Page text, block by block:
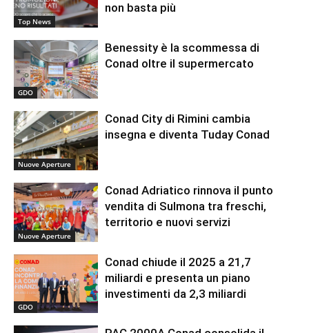
Top News
non basta più
GDO
Benessity è la scommessa di
Conad oltre il supermercato
Nuove Aperture
Conad City di Rimini cambia
insegna e diventa Tuday Conad
Nuove Aperture
Conad Adriatico rinnova il punto
vendita di Sulmona tra freschi,
territorio e nuovi servizi
GDO
Conad chiude il 2025 a 21,7
miliardi e presenta un piano
investimenti da 2,3 miliardi